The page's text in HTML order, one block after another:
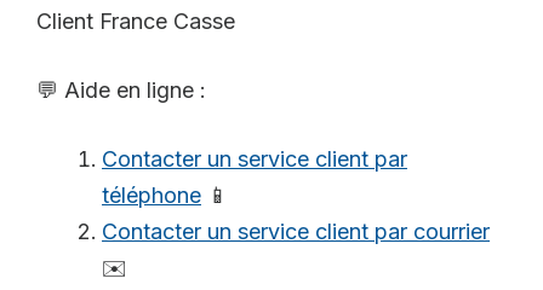
Client France Casse
💬 Aide en ligne :
Contacter un service client par
téléphone 📱
Contacter un service client par courrier
✉️